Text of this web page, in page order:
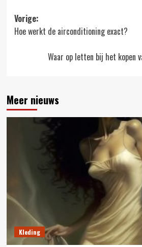
Bericht
navigatie
Vorige:
Hoe werkt de airconditioning exact?
Waar op letten bij het kopen
Meer nieuws
Kleding